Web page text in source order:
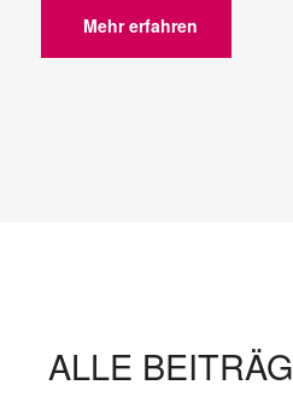
Mehr erfahren
ALLE